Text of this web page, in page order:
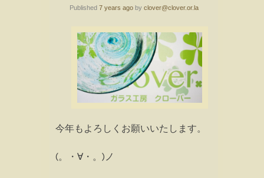
Published 7 years agoby clover@clover.or.la
今年もよろしくお願いいたします。
(。・∀・。)ノ